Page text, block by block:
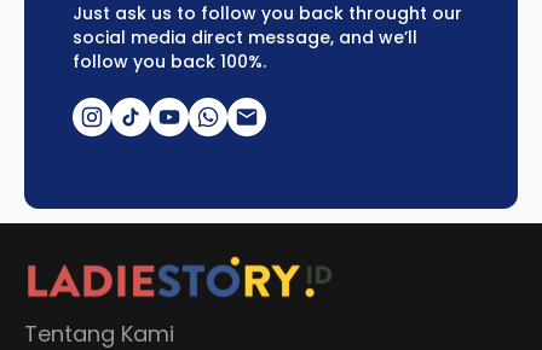
Just ask us to follow you back throught our
social media direct message, and we’ll
follow you back 100%.
Tentang Kami